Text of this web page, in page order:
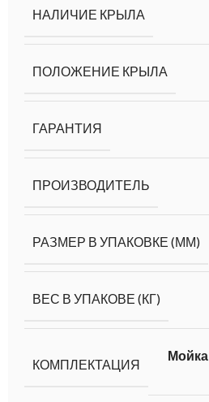
НАЛИЧИЕ КРЫЛА
ПОЛОЖЕНИЕ КРЫЛА
ГАРАНТИЯ
ПРОИЗВОДИТЕЛЬ
РАЗМЕР В УПАКОВКЕ (ММ)
ВЕС В УПАКОВЕ (КГ)
КОМПЛЕКТАЦИЯ
Мойка